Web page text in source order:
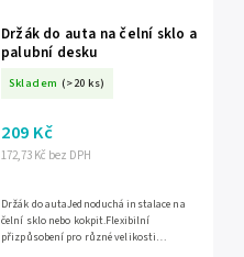
Držák do auta na čelní sklo a
palubní desku
Skladem (>20 ks)
172,73 Kč bez DPH
209 Kč
Držák do autaJednoduchá instalace na
čelní sklo nebo kokpit.Flexibilní
přizpůsobení pro různé velikosti